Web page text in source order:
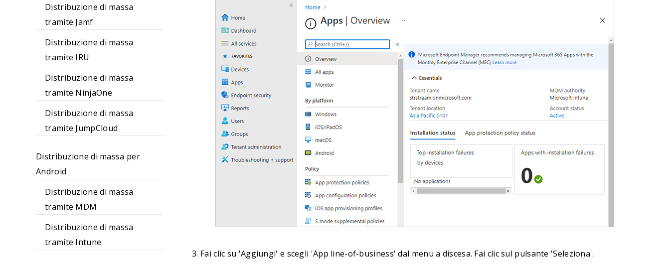
Distribuzione di massa
tramite Jamf
Distribuzione di massa
tramite IRU
Distribuzione di massa
tramite NinjaOne
Distribuzione di massa
tramite JumpCloud
Distribuzione di massa per
Android
Distribuzione di massa
tramite MDM
Distribuzione di massa
tramite Intune
Fai clic su 'Aggiungi' e scegli 'App line-of-business' dal menu a discesa. Fai clic sul pulsante 'Seleziona'.